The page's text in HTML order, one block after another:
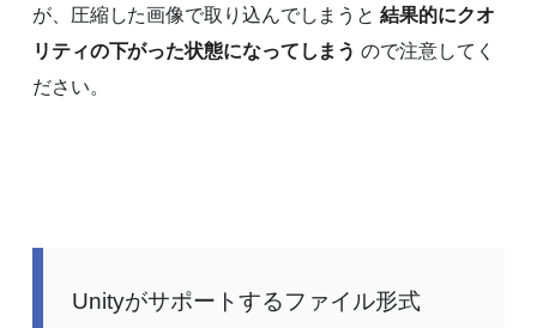
が、圧縮した画像で取り込んでしまうと結果的にクオ
リティの下がった状態になってしまう ので注意してく
ださい。
Unityがサポートするファイル形式